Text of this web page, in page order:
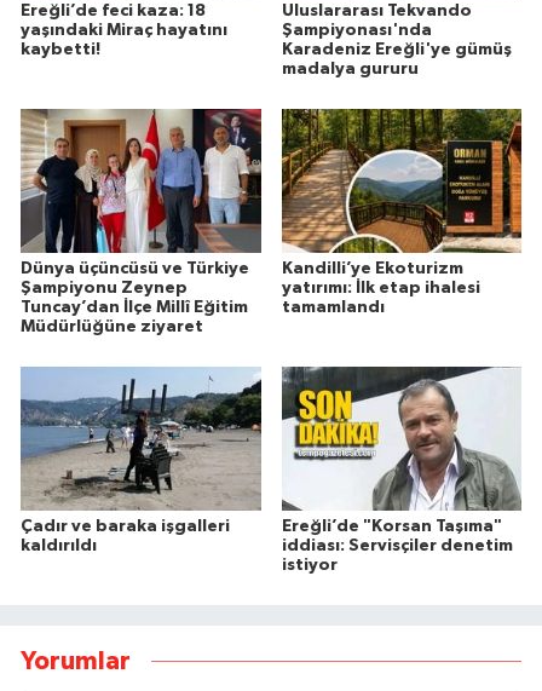
Ereğli’de feci kaza: 18
yaşındaki Miraç hayatını
kaybetti!
Uluslararası Tekvando
Şampiyonası'nda
Karadeniz Ereğli'ye gümüş
madalya gururu
Dünya üçüncüsü ve Türkiye
Şampiyonu Zeynep
Tuncay’dan İlçe Millî Eğitim
Müdürlüğüne ziyaret
Kandilli’ye Ekoturizm
yatırımı: İlk etap ihalesi
tamamlandı
Çadır ve baraka işgalleri
kaldırıldı
Ereğli’de "Korsan Taşıma"
iddiası: Servisçiler denetim
istiyor
Yorumlar